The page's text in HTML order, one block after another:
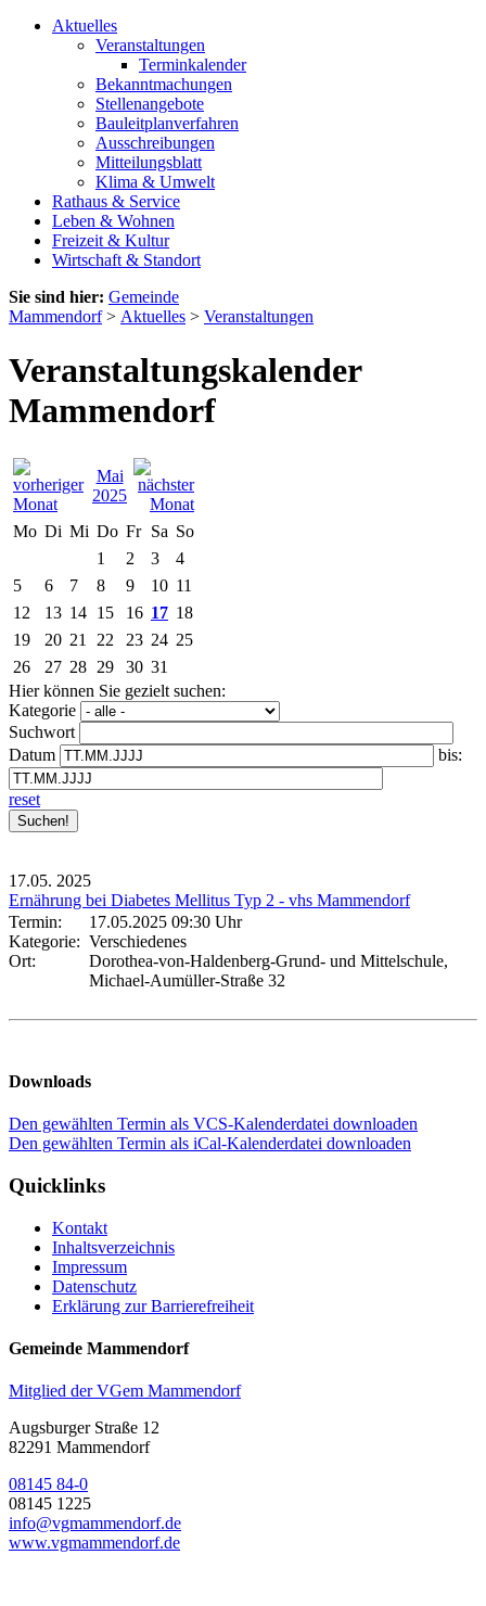
Aktuelles
Veranstaltungen
Terminkalender
Bekanntmachungen
Stellenangebote
Bauleitplanverfahren
Ausschreibungen
Mitteilungsblatt
Klima & Umwelt
Rathaus & Service
Leben & Wohnen
Freizeit & Kultur
Wirtschaft & Standort
Sie sind hier: Gemeinde
Mammendorf> Aktuelles > Veranstaltungen
Veranstaltungskalender
Mammendorf
Mai
2025
Mo Di Mi Do Fr Sa So
1
2 3
4
5
6 7 8 9 10 11
12
13 14 15 16 17 18
19
20 21 22 23 24 25
26
27 28 29 30 31
Hier können Sie gezielt suchen:
Kategorie
Suchwort
Datum
bis:
reset
17.05. 2025
Ernährung bei Diabetes Mellitus Typ 2 - vhs Mammendorf
Termin:
17.05.2025 09:30 Uhr
Kategorie: Verschiedenes
Ort:
Dorothea-von-Haldenberg-Grund- und Mittelschule,
Michael-Aumüller-Straße 32
Downloads
Den gewählten Termin als VCS-Kalenderdatei downloaden
Den gewählten Termin als iCal-Kalenderdatei downloaden
Quicklinks
Kontakt
Inhaltsverzeichnis
Impressum
Datenschutz
Erklärung zur Barrierefreiheit
Gemeinde Mammendorf
Mitglied der VGem Mammendorf
Augsburger Straße 12
82291 Mammendorf
08145 84-0
08145 1225
info@vgmammendorf.de
www.vgmammendorf.de